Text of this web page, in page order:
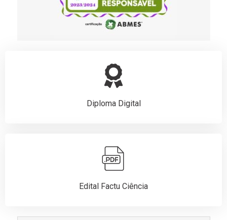
Diploma Digital
Edital Factu Ciência